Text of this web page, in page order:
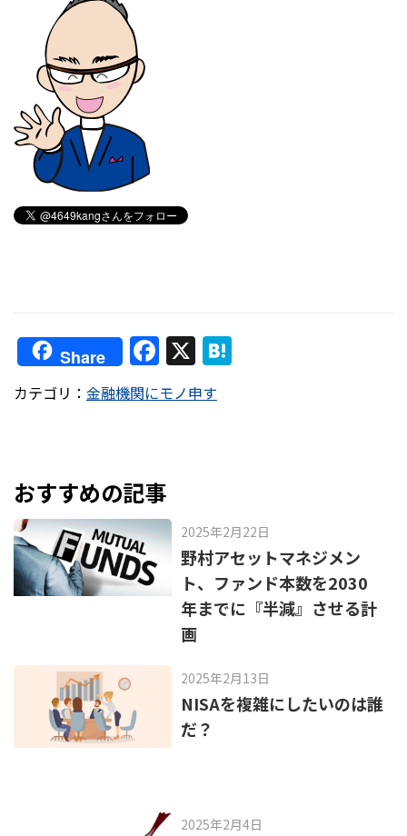
Share F
a
c
o
o
k
X
カテゴリ： 金融機関にモノ申す
おすすめの記事
2025年2月22日
野村アセットマネジメン
ト、ファンド本数を2030
年までに『半減』させる計
画
2025年2月13日
NISAを複雑にしたいのは誰
だ？
2025年2月4日